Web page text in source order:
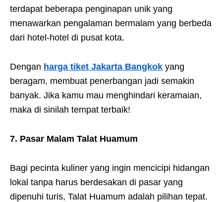
terdapat beberapa penginapan unik yang
menawarkan pengalaman bermalam yang berbeda
dari hotel-hotel di pusat kota.
Dengan harga tiket Jakarta Bangkok yang
beragam, membuat penerbangan jadi semakin
banyak. Jika kamu mau menghindari keramaian,
maka di sinilah tempat terbaik!
7. Pasar Malam Talat Huamum
Bagi pecinta kuliner yang ingin mencicipi hidangan
lokal tanpa harus berdesakan di pasar yang
dipenuhi turis, Talat Huamum adalah pilihan tepat.